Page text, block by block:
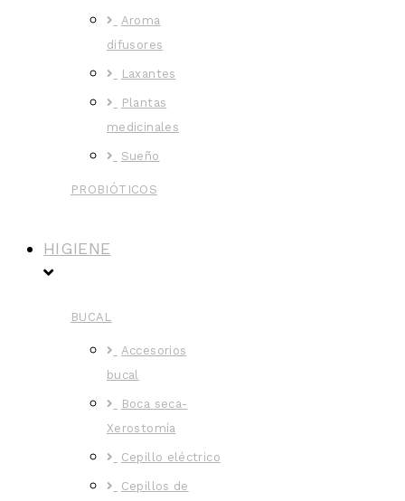
Aroma
difusores
Laxantes
Plantas
medicinales
Sueño
PROBIÓTICOS
HIGIENE
BUCAL
Accesorios
bucal
Boca seca-
Xerostomía
Cepillo eléctrico
Cepillos de